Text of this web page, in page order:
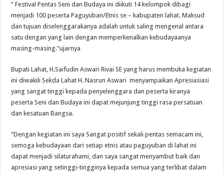
” Festival Pentas Seni dan Budaya ini diikuti 14 kelompok dibagi
menjadi 100 peserta Paguyuban/Etnis se – kabupaten lahat. Maksud
dan tujuan diselenggarakanya adalah untuk saling mengenal antara
satu dengan yang lain dengan memperkenalkan kebudayaanya
masing-masing.”ujarnya
Bupati Lahat, H.Saifudin Aswari Rivai SE yang harus membuka kegiatan
ini diwakili Sekda Lahat H. Nasrun Aswari menyampaikan Apresiasiasi
yang sangat tinggi kepada penyelenggara dan peserta kiranya
peserta Seni dan Budaya ini dapat mejunjung tinggi rasa persatuan
dan kesatuan Bangsa.
“Dengan kegiatan ini saya Sangat positif sekali pentas semacam ini,
semoga kebudayaan dari setiap etnis atau paguyuban di lahat ini
dapat menjadi silaturahami, dan saya sangat menyambut baik dan
apresiasi yang setinggi-tingginya kepada semua yang terlibat dalam